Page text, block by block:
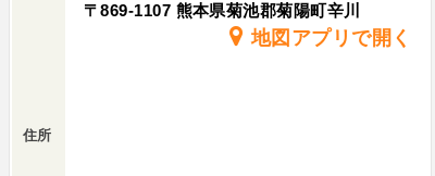
住所
〒869-1107 熊本県菊池郡菊陽町辛川
地図アプリで開く